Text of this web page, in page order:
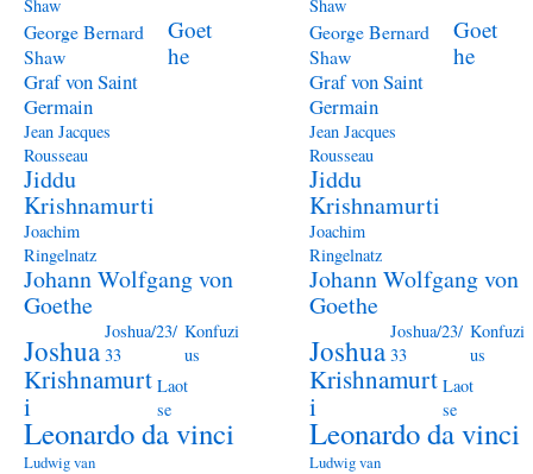
Shaw
George Bernard
Shaw
Goet
he
Graf von Saint
Germain
Jean Jacques
Rousseau
Jiddu
Krishnamurti
Joachim
Ringelnatz
Johann Wolfgang von
Goethe
Joshua
Joshua/23/
33
Konfuzi
us
Krishnamurt
i
Laot
se
Leonardo da vinci
Ludwig van
Shaw
George Bernard
Shaw
Goet
he
Graf von Saint
Germain
Jean Jacques
Rousseau
Jiddu
Krishnamurti
Joachim
Ringelnatz
Johann Wolfgang von
Goethe
Joshua
Joshua/23/
33
Konfuzi
us
Krishnamurt
i
Laot
se
Leonardo da vinci
Ludwig van